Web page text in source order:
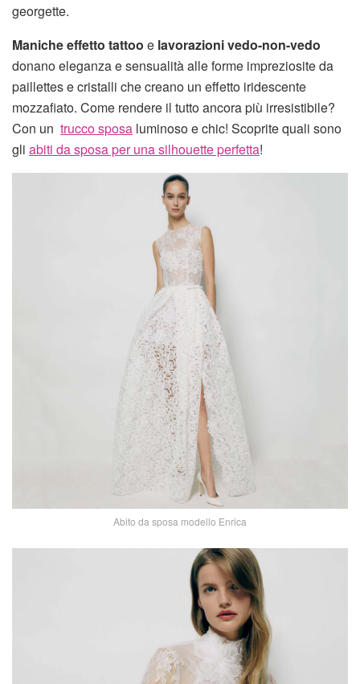
georgette.
Maniche effetto tattoo e lavorazioni vedo-non-vedo
donano eleganza e sensualità alle forme impreziosite da
paillettes e cristalli che creano un effetto iridescente
mozzafiato. Come rendere il tutto ancora più irresistibile?
Con un trucco sposa luminoso e chic! Scoprite quali sono
gli abiti da sposa per una silhouette perfetta!
Abito da sposa modello Enrica